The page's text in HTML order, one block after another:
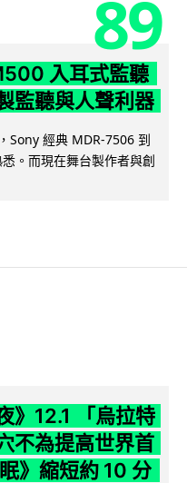
89
入耳式監聽
監聽與人聲利器
Sony 經典 MDR-7506 到
。而現在舞台製作者與創
》12.1 「烏拉特
不為提高世界首
》縮短約 10 分